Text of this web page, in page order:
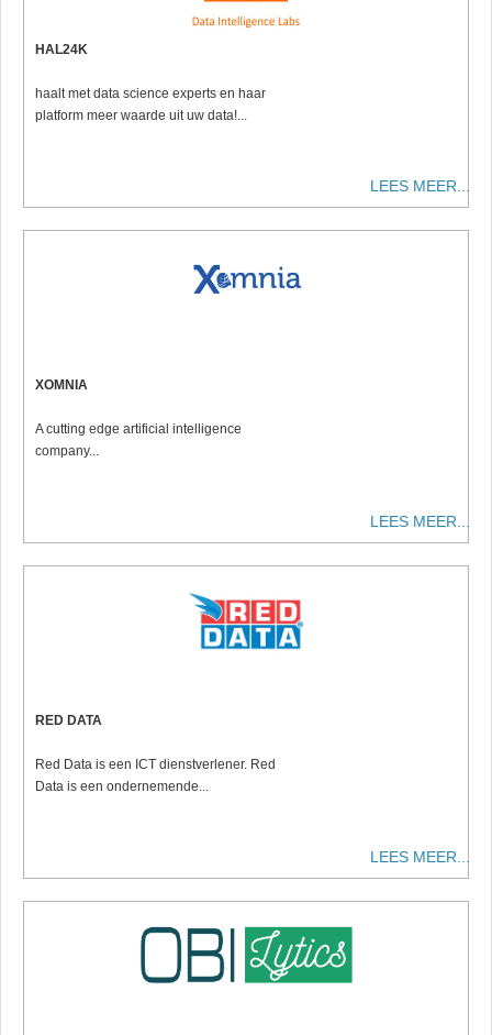
HAL24K
haalt met data science experts en haar
platform meer waarde uit uw data!...
LEES MEER...
XOMNIA
A cutting edge artificial intelligence
company...
LEES MEER...
RED DATA
Red Data is een ICT dienstverlener. Red
Data is een ondernemende...
LEES MEER...